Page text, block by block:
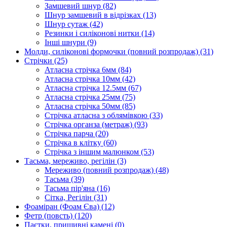
Замшевий шнур (82)
Шнур замшевий в відрізках (13)
Шнур сутаж (42)
Резинки і силіконові нитки (14)
Інші шнури (9)
Молди, силіконові формочки (повний розпродаж) (31)
Стрічки (25)
Атласна стрічка 6мм (84)
Атласна стрічка 10мм (42)
Атласна стрічка 12.5мм (67)
Атласна стрічка 25мм (75)
Атласна стрічка 50мм (85)
Стрічка атласна з облямівкою (33)
Стрічка органза (метраж) (93)
Стрічка парча (20)
Стрічка в клітку (60)
Стрічка з іншим малюнком (53)
Тасьма, мереживо, регілін (3)
Мереживо (повний розпродаж) (48)
Тасьма (39)
Тасьма пір'яна (16)
Сітка, Регілін (31)
Фоаміран (Фоам Єва) (12)
Фетр (повсть) (120)
Паєтки, пришивні камені (0)